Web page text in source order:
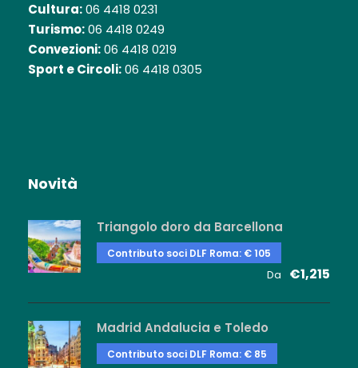
Cultura:06 4418 0231
Turismo:06 4418 0249
Convezioni:06 4418 0219
Sport e Circoli:06 4418 0305
Novità
Triangolo doro da Barcellona
Contributo soci DLF Roma: € 105
Da €1,215
Madrid Andalucia e Toledo
Contributo soci DLF Roma: € 85